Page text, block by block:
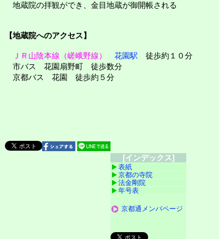
地蔵院の拝観ができ、金目地蔵が御開帳される
【地蔵院へのアクセス】
ＪＲ山陰本線（嵯峨野線） 花園駅 徒歩約１０分
市バス 花園扇野町 徒歩数分
京都バス 花園 徒歩約５分
[インデックス]
表紙
京都の寺院
法金剛院
年号表
京都通メンバページ